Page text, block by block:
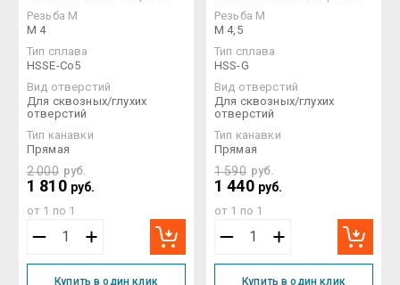
Резьба М
M 4
Тип сплава
HSSE-Co5
Вид отверстий
Для сквозных/глухих
отверстий
Тип канавки
Прямая
2 000 руб.
1 810 руб.
от 1 по 1
Купить в один клик
Резьба М
M 4,5
Тип сплава
HSS-G
Вид отверстий
Для сквозных/глухих
отверстий
Тип канавки
Прямая
1 590 руб.
1 440 руб.
от 1 по 1
Купить в один клик